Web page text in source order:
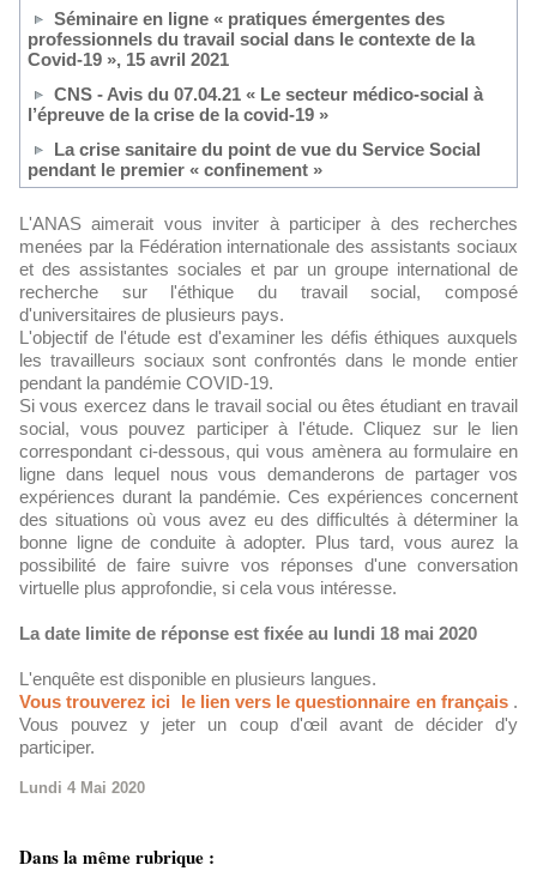
Séminaire en ligne « pratiques émergentes des
professionnels du travail social dans le contexte de la
Covid-19 », 15 avril 2021
CNS - Avis du 07.04.21 « Le secteur médico-social à
l’épreuve de la crise de la covid-19 »
La crise sanitaire du point de vue du Service Social
pendant le premier « confinement »
L'ANAS aimerait vous inviter à participer à des recherches
menées par la Fédération internationale des assistants sociaux
et des assistantes sociales et par un groupe international de
recherche sur l'éthique du travail social, composé
d'universitaires de plusieurs pays.
L'objectif de l'étude est d'examiner les défis éthiques auxquels
les travailleurs sociaux sont confrontés dans le monde entier
pendant la pandémie COVID-19.
Si vous exercez dans le travail social ou êtes étudiant en travail
social, vous pouvez participer à l'étude. Cliquez sur le lien
correspondant ci-dessous, qui vous amènera au formulaire en
ligne dans lequel nous vous demanderons de partager vos
expériences durant la pandémie. Ces expériences concernent
des situations où vous avez eu des difficultés à déterminer la
bonne ligne de conduite à adopter. Plus tard, vous aurez la
possibilité de faire suivre vos réponses d'une conversation
virtuelle plus approfondie, si cela vous intéresse.
La date limite de réponse est fixée au lundi 18 mai 2020
L'enquête est disponible en plusieurs langues.
Vous trouverez ici le lien vers le questionnaire en français .
Vous pouvez y jeter un coup d'œil avant de décider d'y
participer.
Lundi 4 Mai 2020
Dans la même rubrique :